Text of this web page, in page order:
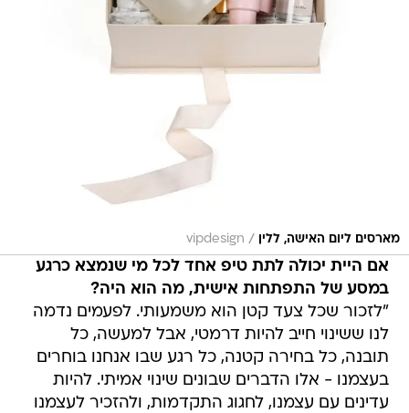
מארסים ליום האישה, ללין /
vipdesign
אם היית יכולה לתת טיפ אחד לכל מי שנמצא כרגע
במסע של התפתחות אישית, מה הוא היה?
"לזכור שכל צעד קטן הוא משמעותי. לפעמים נדמה
לנו ששינוי חייב להיות דרמטי, אבל למעשה, כל
תובנה, כל בחירה קטנה, כל רגע שבו אנחנו בוחרים
בעצמנו - אלו הדברים שבונים שינוי אמיתי. להיות
עדינים עם עצמנו, לחגוג התקדמות, ולהזכיר לעצמנו